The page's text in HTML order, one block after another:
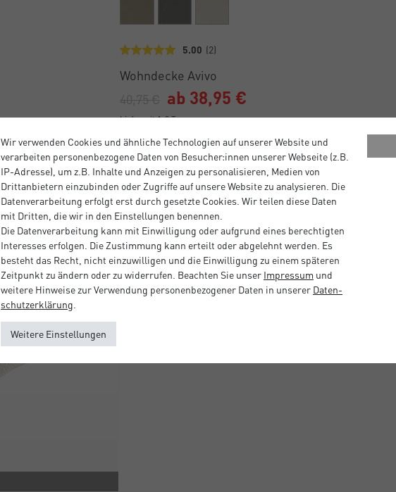
5.00 (2)
Wohndecke Avivo
ab 38,95 €
Lieferzeit 1-3 Tage
Wir verwenden Cookies und ähnliche Technologien auf unserer Website und
verarbeiten personenbezogene Daten von Besucher:innen unserer Webseite (z.B.
IP-Adresse), um z.B. Inhalte und Anzeigen zu personalisieren, Medien von
Drittanbietern einzubinden oder Zugriffe auf unsere Website zu analysieren. Die
Datenverarbeitung erfolgt erst durch gesetzte Cookies. Wir teilen diese Daten
mit Dritten, die wir in den Einstellungen benennen.
Die Datenverarbeitung kann mit Einwilligung oder aufgrund eines berechtigten
Interesses erfolgen. Die Zustimmung kann erteilt oder abgelehnt werden. Es
besteht das Recht, nicht einzuwilligen und die Einwilligung zu einem späteren
Zeitpunkt zu ändern oder zu widerrufen. Beachten Sie unser Impressum und
weitere Hinweise zur Verwendung personenbezogener Daten in unserer Daten­
schutz­erklärung
Weitere Einstellungen